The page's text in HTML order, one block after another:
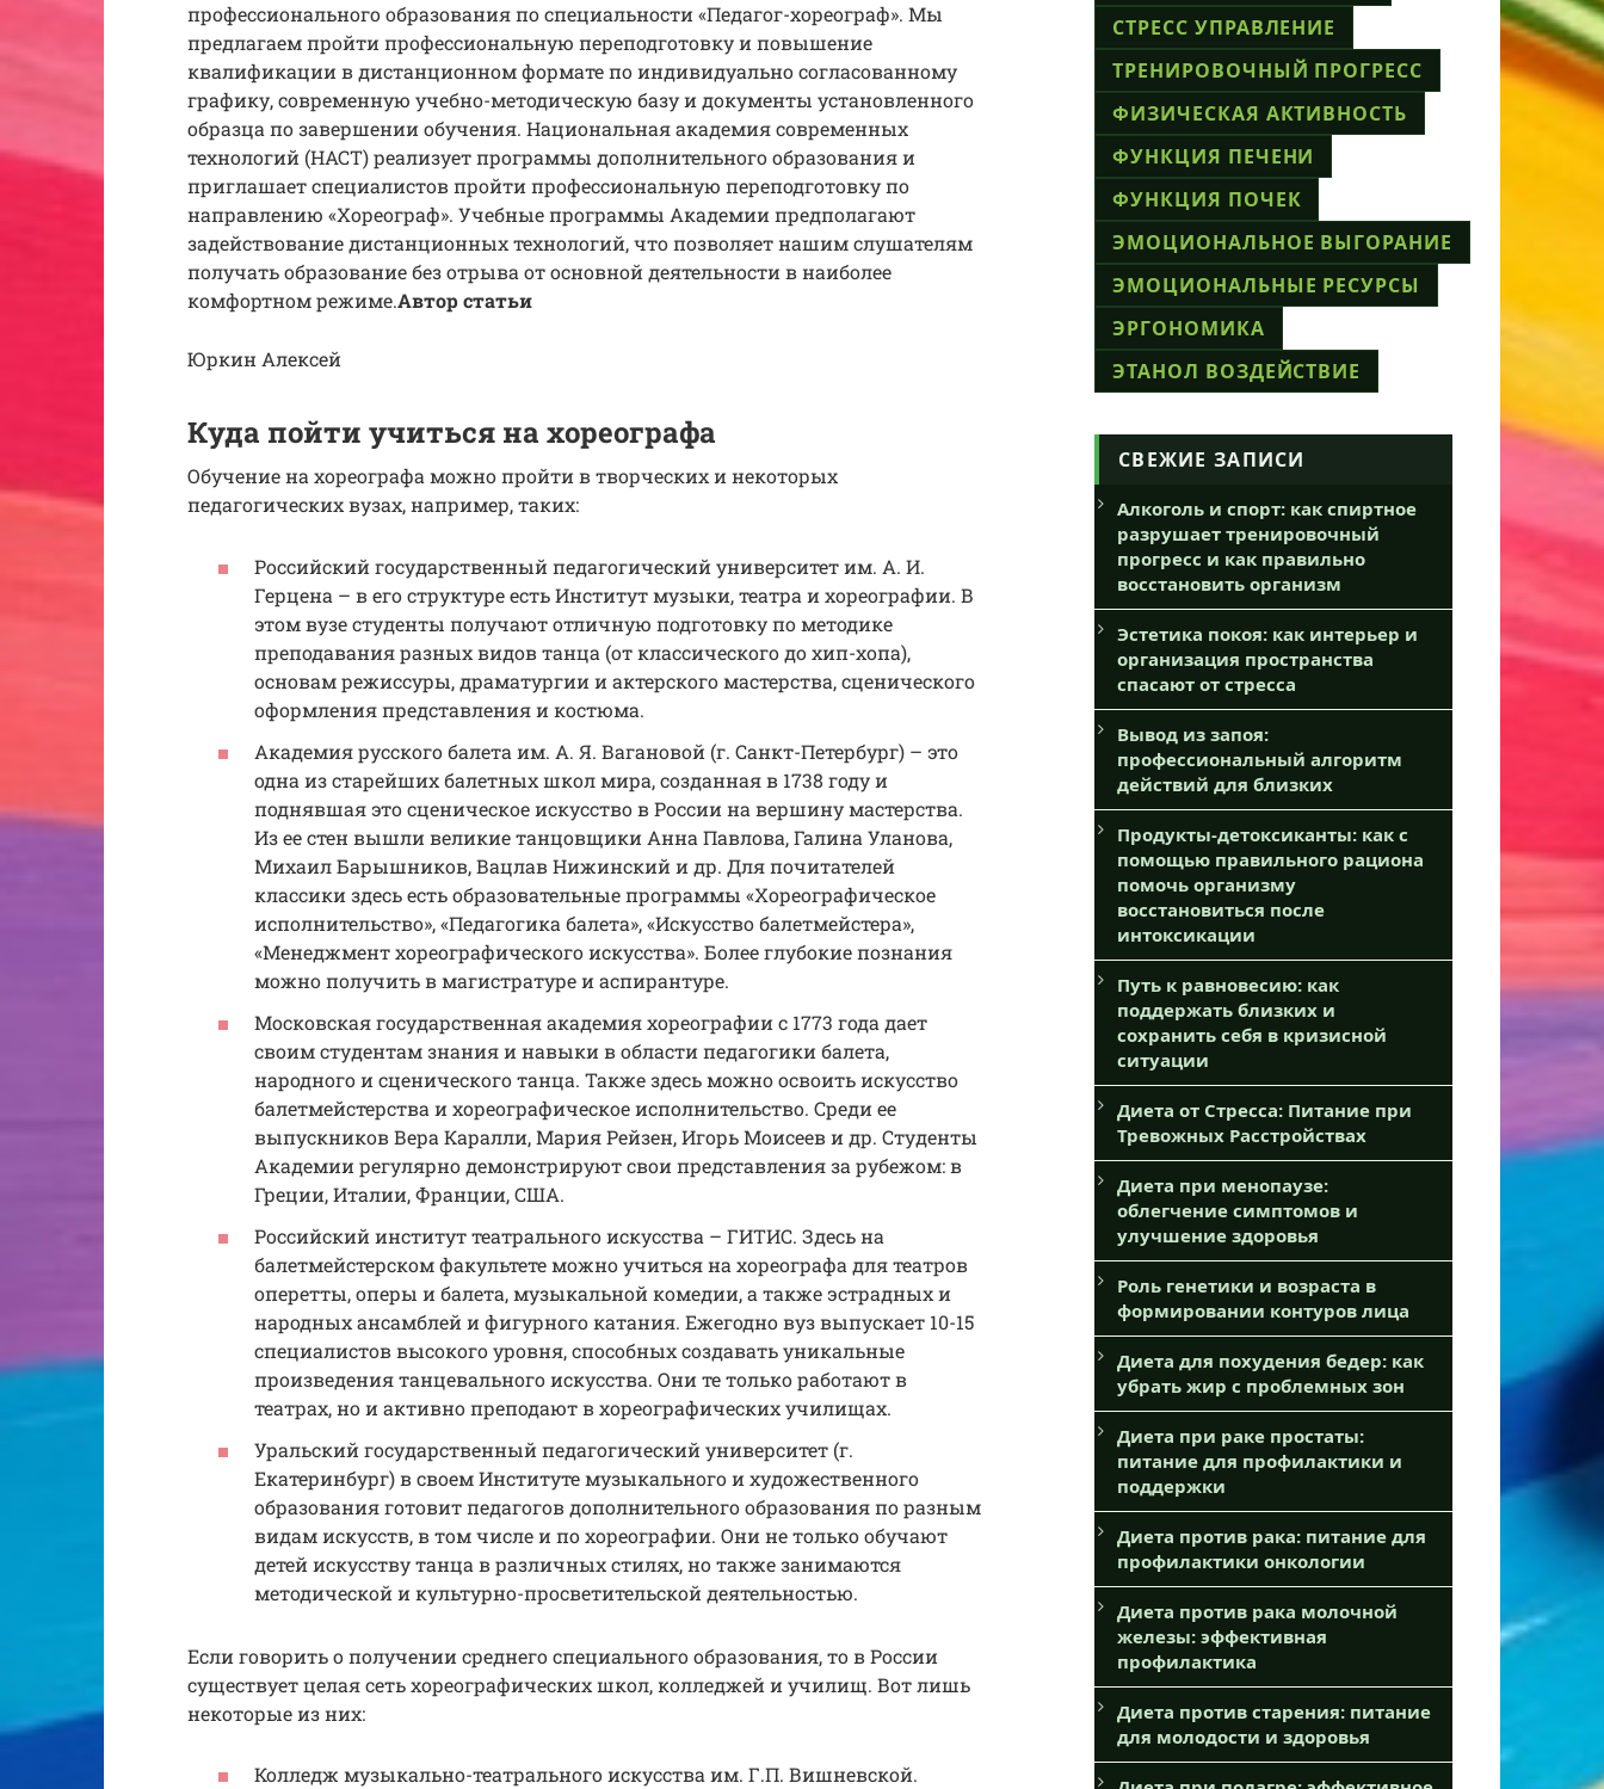
профессионального образования по специальности «Педагог-хореограф». Мы
предлагаем пройти профессиональную переподготовку и повышение
квалификации в дистанционном формате по индивидуально согласованному
графику, современную учебно-методическую базу и документы установленного
образца по завершении обучения. Национальная академия современных
технологий (НАСТ) реализует программы дополнительного образования и
приглашает специалистов пройти профессиональную переподготовку по
направлению «Хореограф». Учебные программы Академии предполагают
задействование дистанционных технологий, что позволяет нашим слушателям
получать образование без отрыва от основной деятельности в наиболее
комфортном режиме.Автор статьи
Юркин Алексей
Куда пойти учиться на хореографа
Обучение на хореографа можно пройти в творческих и некоторых
педагогических вузах, например, таких:
Российский государственный педагогический университет им. А. И.
Герцена – в его структуре есть Институт музыки, театра и хореографии. В
этом вузе студенты получают отличную подготовку по методике
преподавания разных видов танца (от классического до хип-хопа),
основам режиссуры, драматургии и актерского мастерства, сценического
оформления представления и костюма.
Академия русского балета им. А. Я. Вагановой (г. Санкт-Петербург) – это
одна из старейших балетных школ мира, созданная в 1738 году и
поднявшая это сценическое искусство в России на вершину мастерства.
Из ее стен вышли великие танцовщики Анна Павлова, Галина Уланова,
Михаил Барышников, Вацлав Нижинский и др. Для почитателей
классики здесь есть образовательные программы «Хореографическое
исполнительство», «Педагогика балета», «Искусство балетмейстера»,
«Менеджмент хореографического искусства». Более глубокие познания
можно получить в магистратуре и аспирантуре.
Московская государственная академия хореографии с 1773 года дает
своим студентам знания и навыки в области педагогики балета,
народного и сценического танца. Также здесь можно освоить искусство
балетмейстерства и хореографическое исполнительство. Среди ее
выпускников Вера Каралли, Мария Рейзен, Игорь Моисеев и др. Студенты
Академии регулярно демонстрируют свои представления за рубежом: в
Греции, Италии, Франции, США.
Российский институт театрального искусства – ГИТИС. Здесь на
балетмейстерском факультете можно учиться на хореографа для театров
оперетты, оперы и балета, музыкальной комедии, а также эстрадных и
народных ансамблей и фигурного катания. Ежегодно вуз выпускает 10-15
специалистов высокого уровня, способных создавать уникальные
произведения танцевального искусства. Они те только работают в
театрах, но и активно преподают в хореографических училищах.
Уральский государственный педагогический университет (г.
Екатеринбург) в своем Институте музыкального и художественного
образования готовит педагогов дополнительного образования по разным
видам искусств, в том числе и по хореографии. Они не только обучают
детей искусству танца в различных стилях, но также занимаются
методической и культурно-просветительской деятельностью.
Если говорить о получении среднего специального образования, то в России
существует целая сеть хореографических школ, колледжей и училищ. Вот лишь
некоторые из них:
Колледж музыкально-театрального искусства им. Г.П. Вишневской.
СТРЕСС УПРАВЛЕНИЕ
ТРЕНИРОВОЧНЫЙ ПРОГРЕСС
ФИЗИЧЕСКАЯ АКТИВНОСТЬ
ФУНКЦИЯ ПЕЧЕНИ
ФУНКЦИЯ ПОЧЕК
ЭМОЦИОНАЛЬНОЕ ВЫГОРАНИЕ
ЭМОЦИОНАЛЬНЫЕ РЕСУРСЫ
ЭРГОНОМИКА
ЭТАНОЛ ВОЗДЕЙСТВИЕ
СВЕЖИЕ ЗАПИСИ
Алкоголь и спорт: как спиртное
разрушает тренировочный
прогресс и как правильно
восстановить организм
Эстетика покоя: как интерьер и
организация пространства
спасают от стресса
Вывод из запоя:
профессиональный алгоритм
действий для близких
Продукты-детоксиканты: как с
помощью правильного рациона
помочь организму
восстановиться после
интоксикации
Путь к равновесию: как
поддержать близких и
сохранить себя в кризисной
ситуации
Диета от Стресса: Питание при
Тревожных Расстройствах
Диета при менопаузе:
облегчение симптомов и
улучшение здоровья
Роль генетики и возраста в
формировании контуров лица
Диета для похудения бедер: как
убрать жир с проблемных зон
Диета при раке простаты:
питание для профилактики и
поддержки
Диета против рака: питание для
профилактики онкологии
Диета против рака молочной
железы: эффективная
профилактика
Диета против старения: питание
для молодости и здоровья